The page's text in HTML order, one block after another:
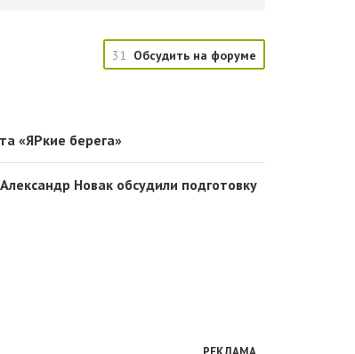
31 Обсудить на форуме
«ЯРкие берега»
Новак обсудили подготовку